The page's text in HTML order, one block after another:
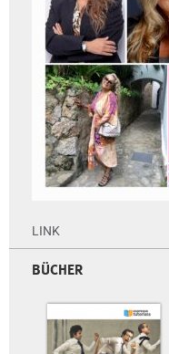
LINK
BÜCHER